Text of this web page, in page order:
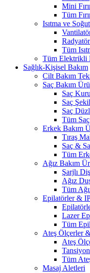
Mini
Tüm
Isıtma ve
Tüm
Tüm Elektrikli
Sağlık-Kişisel Bakım
Cilt Bakım
Saç Bakım
Saç
Saç
Saç
Tüm
Erkek Bakım
Tıraş
Saç &
Tüm
Ağız Bakım
Şarjlı
Ağız
Tüm
Epilatörler &
Lazer
Tüm
Ateş Ölçerler
Ateş
Tüm
Masaj Aletleri